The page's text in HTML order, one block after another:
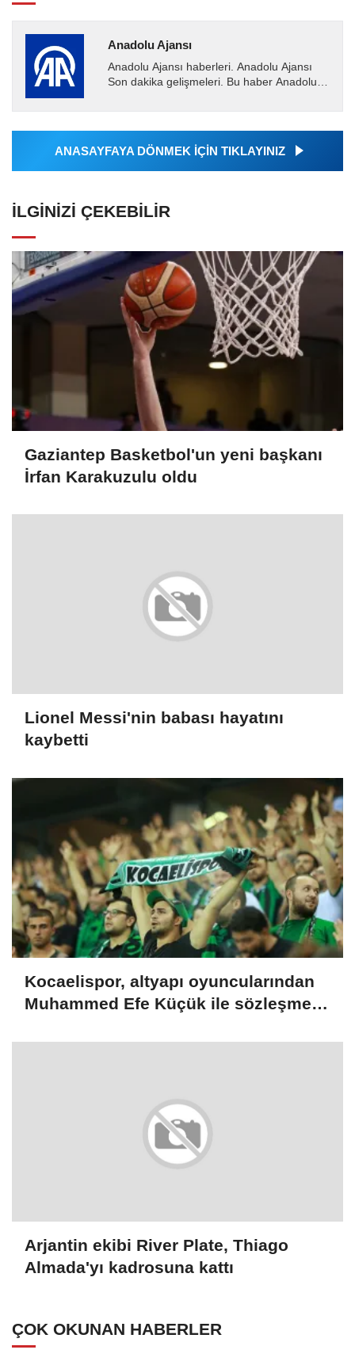
Anadolu Ajansı
Anadolu Ajansı haberleri. Anadolu Ajansı
Son dakika gelişmeleri. Bu haber Anadolu
Ajansı tarafından...
ANASAYFAYA DÖNMEK İÇİN TIKLAYINIZ
İLGINIZI ÇEKEBILIR
Gaziantep Basketbol'un yeni başkanı
İrfan Karakuzulu oldu
Lionel Messi'nin babası hayatını
kaybetti
Kocaelispor, altyapı oyuncularından
Muhammed Efe Küçük ile sözleşme
Arjantin ekibi River Plate, Thiago
Almada'yı kadrosuna kattı
ÇOK OKUNAN HABERLER